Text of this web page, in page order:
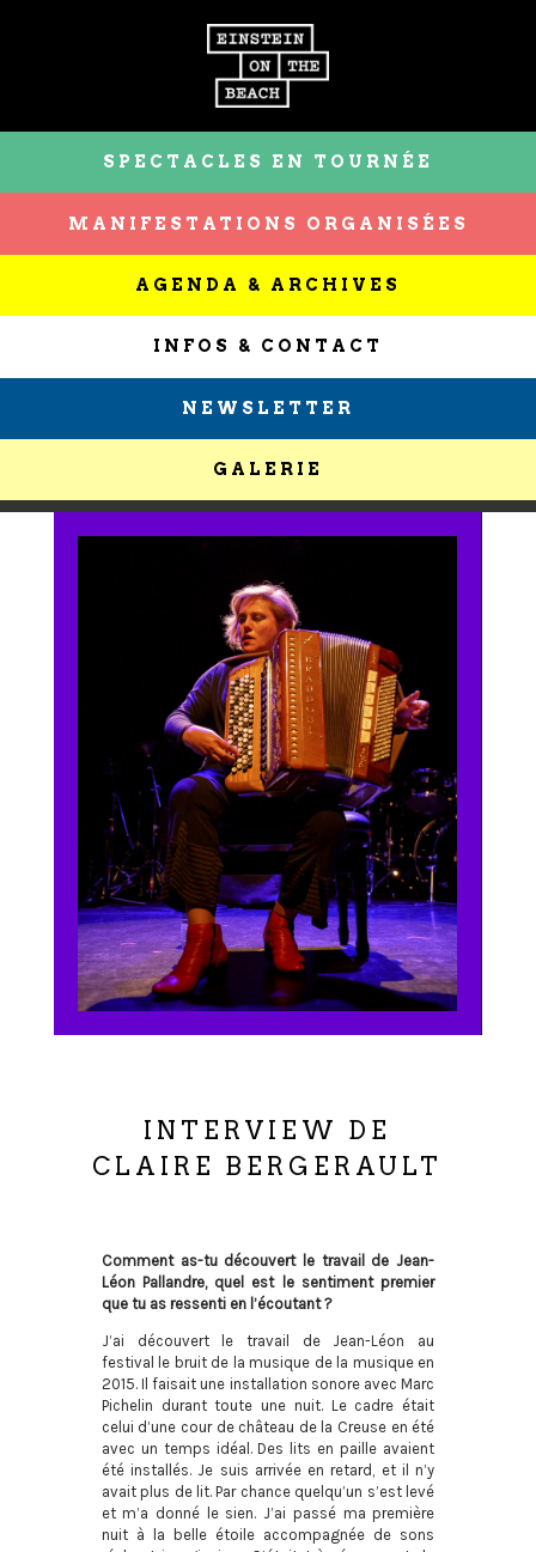
SPECTACLES EN TOURNÉE
MANIFESTATIONS ORGANISÉES
AGENDA & ARCHIVES
INFOS & CONTACT
NEWSLETTER
GALERIE
INTERVIEW DE
CLAIRE BERGERAULT
Comment as-tu découvert le travail de Jean-
Léon Pallandre, quel est le sentiment premier
que tu as ressenti en l’écoutant ?
J’ai découvert le travail de Jean-Léon au
festival le bruit de la musique de la musique en
2015. Il faisait une installation sonore avec Marc
Pichelin durant toute une nuit. Le cadre était
celui d’une cour de château de la Creuse en été
avec un temps idéal. Des lits en paille avaient
été installés. Je suis arrivée en retard, et il n’y
avait plus de lit. Par chance quelqu’un s’est levé
et m’a donné le sien. J’ai passé ma première
nuit à la belle étoile accompagnée de sons